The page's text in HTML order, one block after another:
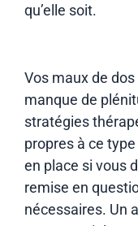
qu’elle soit.
Vos maux de
manque de
stratégies
propres à ce
en place si vous
remise en
nécessaires. Un